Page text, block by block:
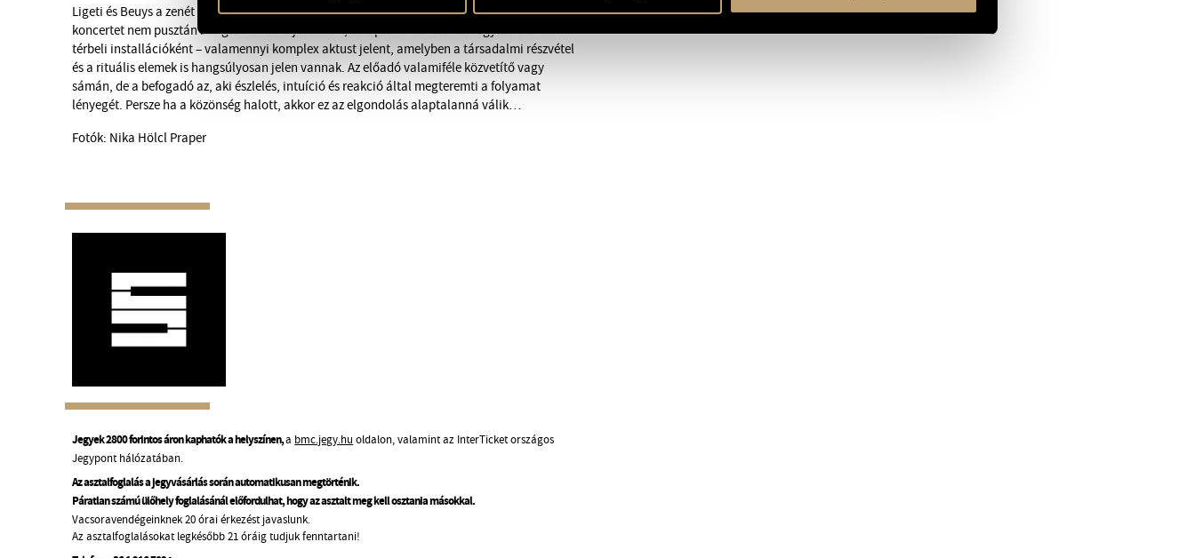
Ligeti és Beuys a zenét nem csupán hangokból alkotott kompozíciókként fogják fel, a
koncertet nem pusztán hangszeren való játékként, és a performanszt nem egyszerűen élő
térbeli installációként – valamennyi komplex aktust jelent, amelyben a társadalmi részvétel
és a rituális elemek is hangsúlyosan jelen vannak. Az előadó valamiféle közvetítő vagy
sámán, de a befogadó az, aki észlelés, intuíció és reakció által megteremti a folyamat
lényegét. Persze ha a közönség halott, akkor ez az elgondolás alaptalanná válik…
Fotók: Nika Hölcl Praper
Jegyek 2800 forintos áron kaphatók a helyszínen,a bmc.jegy.hu oldalon, valamint az InterTicket országos
Jegypont hálózatában.
Az asztalfoglalás a jegyvásárlás során automatikusan megtörténik.
Páratlan számú ülőhely foglalásánál előfordulhat, hogy az asztalt meg kell osztania másokkal.
Vacsoravendégeinknek 20 órai érkezést javaslunk.
Az asztalfoglalásokat legkésőbb 21 óráig tudjuk fenntartani!